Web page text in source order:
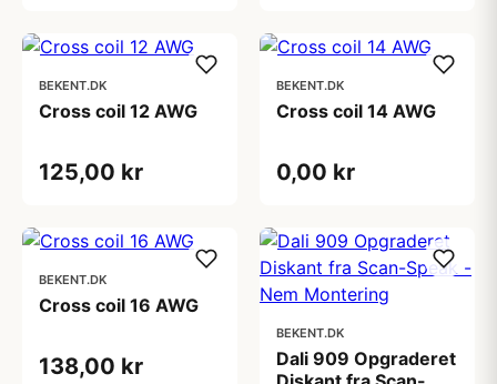
BEKENT.DK
Cross coil 12 AWG
125,00 kr
BEKENT.DK
Cross coil 14 AWG
0,00 kr
BEKENT.DK
Cross coil 16 AWG
138,00 kr
BEKENT.DK
Dali 909 Opgraderet